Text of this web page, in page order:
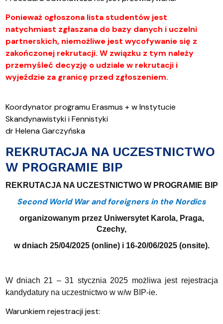
Ponieważ ogłoszona lista studentów jest
natychmiast zgłaszana do bazy danych i uczelni
partnerskich, niemożliwe jest wycofywanie się z
zakończonej rekrutacji. W związku z tym należy
przemyśleć decyzję o udziale w rekrutacji i
wyjeździe za granicę przed zgłoszeniem.
Koordynator programu Erasmus + w Instytucie
Skandynawistyki i Fennistyki
dr Helena Garczyńska
REKRUTACJA NA UCZESTNICTWO
W PROGRAMIE BIP
REKRUTACJA NA UCZESTNICTWO W PROGRAMIE BIP
Second World War and foreigners in the Nordics
organizowanym przez Uniwersytet Karola, Praga,
Czechy,
w dniach 25/04/2025 (online) i 16-20/06/2025 (onsite).
W dniach 21 – 31 stycznia 2025 możliwa jest rejestracja
kandydatury na uczestnictwo w w/w BIP-ie.
Warunkiem rejestracji jest: